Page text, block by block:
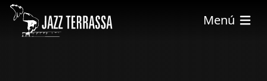
Vés al contingut
Menú